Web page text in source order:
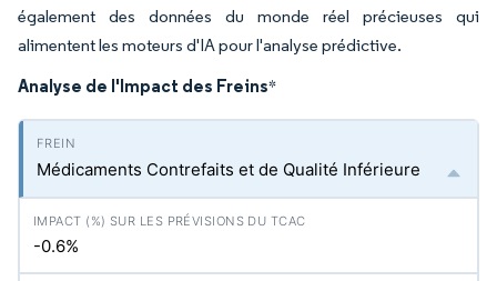
également des données du monde réel précieuses qui
alimentent les moteurs d'IA pour l'analyse prédictive.
Analyse de l'Impact des Freins*
Médicaments Contrefaits et de Qualité Inférieure
-0.6%